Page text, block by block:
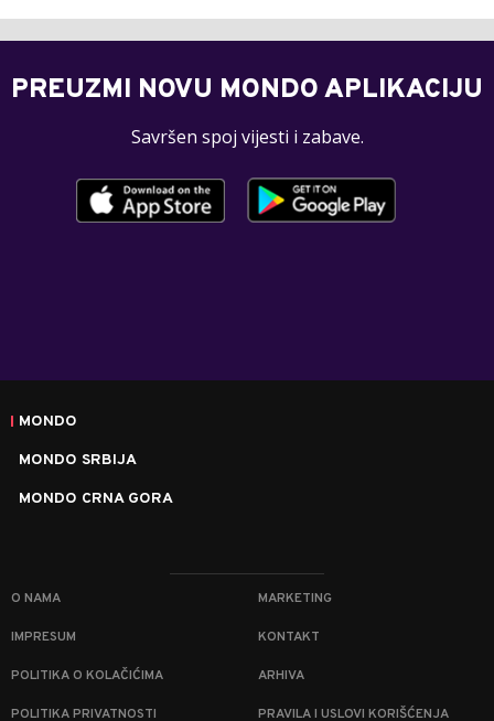
PREUZMI NOVU MONDO APLIKACIJU
Savršen spoj vijesti i zabave.
MONDO
MONDO SRBIJA
MONDO CRNA GORA
O NAMA MARKETING
IMPRESUM KONTAKT
POLITIKA O KOLAČIĆIMA ARHIVA
POLITIKA PRIVATNOSTI PRAVILA I USLOVI KORIŠĆENJA